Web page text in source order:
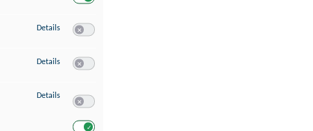
Details zu Erstellung von Profilen für personalisierte Werbung
Details zu Verwendung von Profilen zur Auswahl personalisierter Werbung
Details zu Messung der Werbeleistung